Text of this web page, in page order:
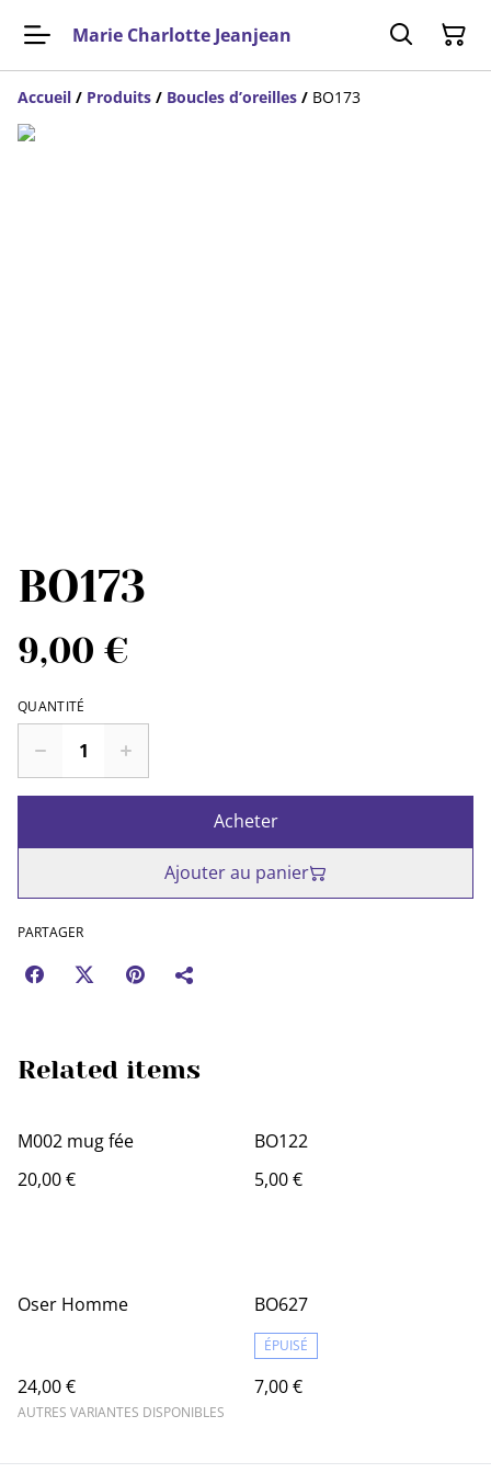
Marie Charlotte Jeanjean
Accueil / Produits / Boucles d’oreilles / BO173
BO173
9,00 €
QUANTITÉ
Acheter
Ajouter au panier
PARTAGER
Related items
M002 mug fée
20,00 €
BO122
5,00 €
Oser Homme
24,00 €
AUTRES VARIANTES DISPONIBLES
BO627
ÉPUISÉ
7,00 €